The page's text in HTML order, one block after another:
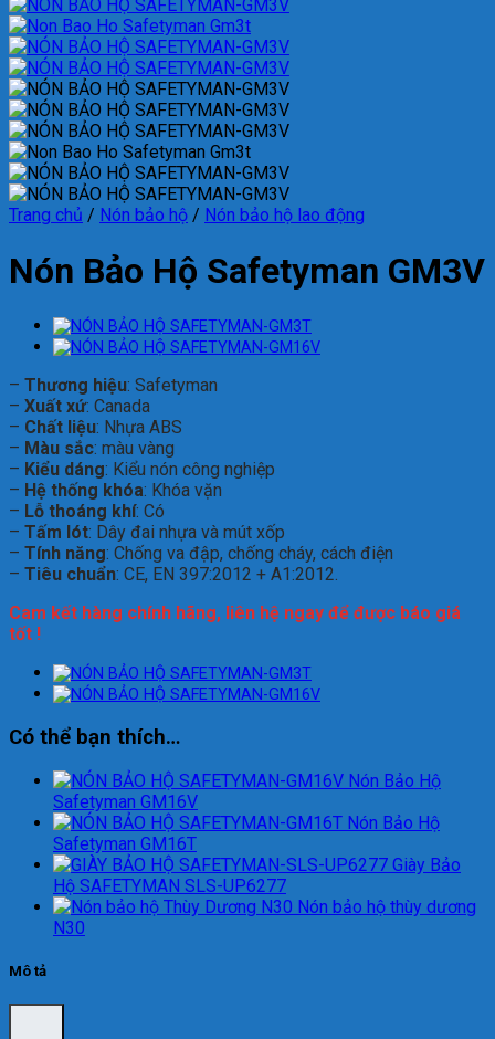
Trang chủ / Nón bảo hộ / Nón bảo hộ lao động
Nón Bảo Hộ Safetyman GM3V
– Thương hiệu: Safetyman
– Xuất xứ: Canada
– Chất liệu: Nhựa ABS
– Màu sắc: màu vàng
– Kiểu dáng: Kiểu nón công nghiệp
– Hệ thống khóa: Khóa vặn
– Lỗ thoáng khí: Có
– Tấm lót: Dây đai nhựa và mút xốp
– Tính năng: Chống va đập, chống cháy, cách điện
– Tiêu chuẩn: CE, EN 397:2012 + A1:2012.
Cam kết hàng chính hãng, liên hệ ngay để được báo giá
tốt !
Có thể bạn thích…
Nón Bảo Hộ
Safetyman GM16V
Nón Bảo Hộ
Safetyman GM16T
Giày Bảo
Hộ SAFETYMAN SLS-UP6277
Nón bảo hộ thùy dương
N30
Mô tả